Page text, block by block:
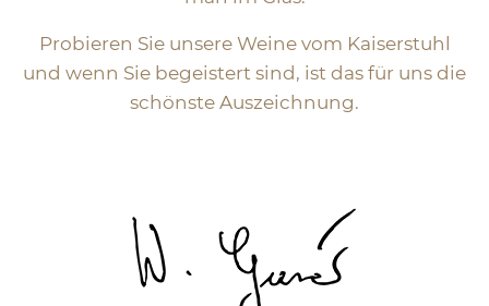
Probieren Sie unsere Weine vom Kaiserstuhl
und wenn Sie begeistert sind, ist das für uns die
schönste Auszeichnung.